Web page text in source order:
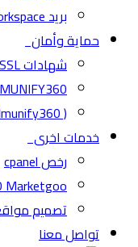
بريد Google Workspace
حماية وأمان
شهادات SSL
( CloudLinux + Imunify360 ) Bundle
خدمات اخرى
رخص cpanel
Marketgoo
تصميم
تواصل معنا